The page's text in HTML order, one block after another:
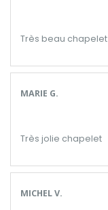
Très beau
MARIE G.
Très jolie chapelet
MICHEL V.